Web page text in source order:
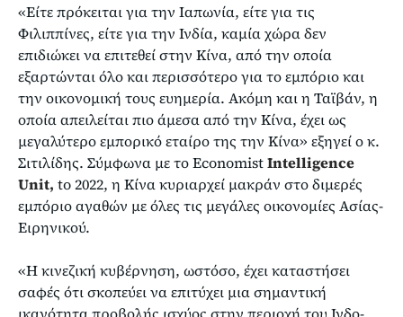
«Είτε πρόκειται για την Ιαπωνία, είτε για τις
Φιλιππίνες, είτε για την Ινδία, καμία χώρα δεν
επιδιώκει να επιτεθεί στην Κίνα, από την οποία
εξαρτώνται όλο και περισσότερο για το εμπόριο και
την οικονομική τους ευημερία. Ακόμη και η Ταϊβάν, η
οποία απειλείται πιο άμεσα από την Κίνα, έχει ως
μεγαλύτερο εμπορικό εταίρο της την Κίνα» εξηγεί ο κ.
Σιτιλίδης. Σύμφωνα με το EconomistIntelligence
Unit, to 2022, η Κίνα κυριαρχεί μακράν στο διμερές
εμπόριο αγαθών με όλες τις μεγάλες οικονομίες Ασίας-
Ειρηνικού.
«Η κινεζική κυβέρνηση, ωστόσο, έχει καταστήσει
σαφές ότι σκοπεύει να επιτύχει μια σημαντική